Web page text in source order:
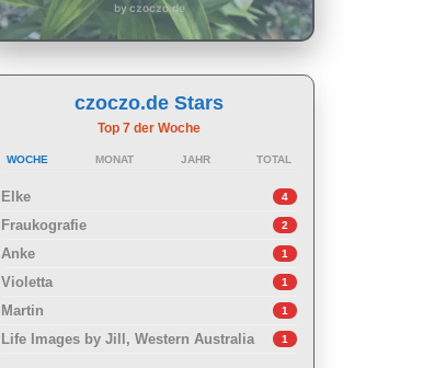
by czoczo.de
czoczo.de Stars
Top 7 der Woche
WOCHE MONAT JAHR TOTAL
Elke 4
Fraukografie 2
Anke 1
Violetta 1
Martin 1
Life Images by Jill, Western Australia 1